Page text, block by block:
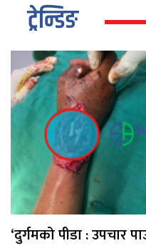
ट्रेन्डिङ
‘दुर्गमको पीडा : उपचार